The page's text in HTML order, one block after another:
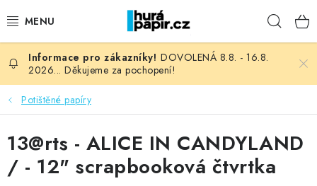
na
NOVINKY
HURÁ DÍLNA
VŠECHNO ZBOŽÍ
KNIHAŘSKÝ MATERIÁL
DOVOLENÁ 8.8. - 16.8.
2026... Děkujeme za pochopení!
Potištěné papíry
13@rts - ALICE IN CANDYLAND
/ - 12" scrapbooková čtvrtka